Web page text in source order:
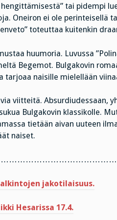
tai pidempi
Oneiron ei ole perinteisellä
toteuttaa kuitenkin
huumoria. Luvussa
Begemot. Bulgakovin
tarjoaa naisille mielellään
viitteitä. Absurdiudessaan,
Bulgakovin klassikolle.
tietään aivan uuteen
naiset.
jakotilaisuus.
Hesarissa 17.4.